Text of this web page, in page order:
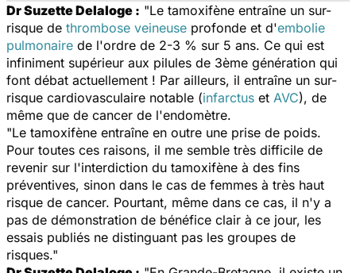
Dr Suzette Delaloge : "Le tamoxifène entraîne un sur-
risque de thrombose veineuse profonde et d'embolie
pulmonaire de l'ordre de 2-3 % sur 5 ans. Ce qui est
infiniment supérieur aux pilules de 3ème génération qui
font débat actuellement ! Par ailleurs, il entraîne un sur-
risque cardiovasculaire notable (infarctus et AVC), de
même que de cancer de l'endomètre.
"Le tamoxifène entraîne en outre une prise de poids.
Pour toutes ces raisons, il me semble très difficile de
revenir sur l'interdiction du tamoxifène à des fins
préventives, sinon dans le cas de femmes à très haut
risque de cancer. Pourtant, même dans ce cas, il n'y a
pas de démonstration de bénéfice clair à ce jour, les
essais publiés ne distinguant pas les groupes de
risques."